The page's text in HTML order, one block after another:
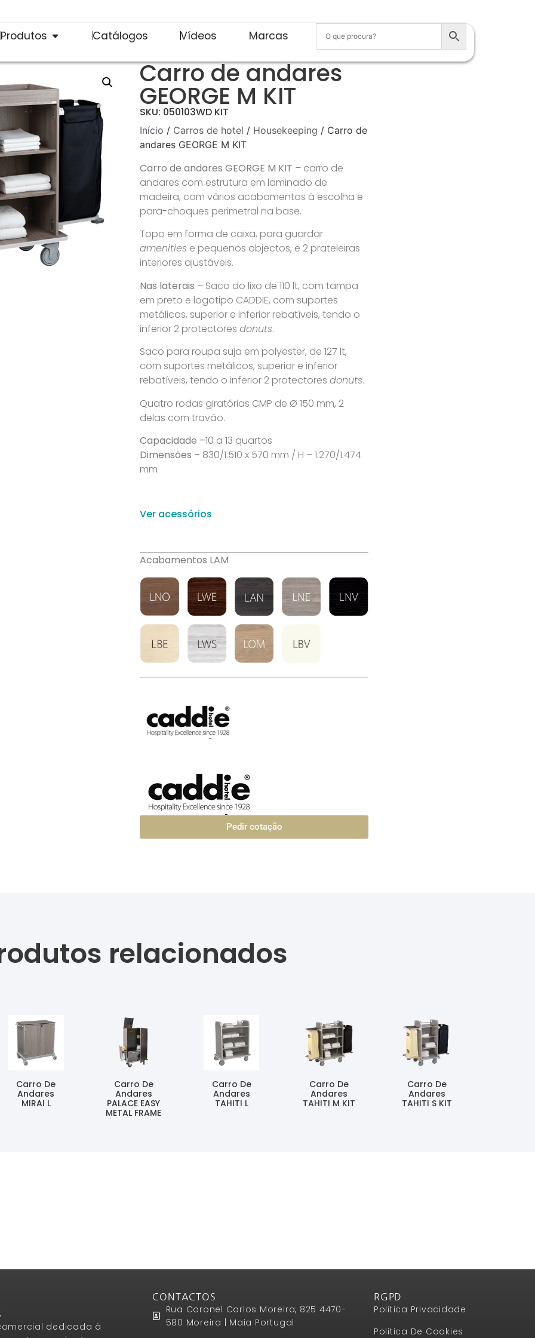
Produtos Catálogos Vídeos Marcas
Carro de andares
GEORGE M KIT
SKU: 050103WD KIT
Início / Carros de hotel / Housekeeping / Carro de
andares GEORGE M KIT
Carro de andares GEORGE M KIT – carro de
andares com estrutura em laminado de
madeira, com vários acabamentos à escolha e
para-choques perimetral na base.
Topo em forma de caixa, para guardar
amenitiese pequenos objectos, e 2 prateleiras
interiores ajustáveis.
Nas laterais – Saco do lixo de 110 lt, com tampa
em preto e logotipo CADDIE, com suportes
metálicos, superior e inferior rebatíveis, tendo o
inferior 2 protectores donuts.
Saco para roupa suja em polyester, de 127 lt,
com suportes metálicos, superior e inferior
rebatíveis, tendo o inferior 2 protectores donuts.
Quatro rodas giratórias CMP de Ø 150 mm, 2
delas com travão.
Capacidade –10 a 13 quartos
Dimensões – 830/1.510 x 570 mm / H – 1.270/1.474
mm
Ver acessórios
Acabamentos LAM
Pedir cotação
relacionados
Carro De
Andares
MIRAI L
Carro De
Andares
PALACE EASY
METAL FRAME
Carro De
Andares
TAHITI L
Carro De
Andares
TAHITI M KIT
Carro De
Andares
TAHITI S KIT
dedicada à
CONTACTOS
Rua Coronel Carlos Moreira, 825 4470-
580 Moreira | Maia Portugal
RGPD
Politica Privacidade
Politica De Cookies